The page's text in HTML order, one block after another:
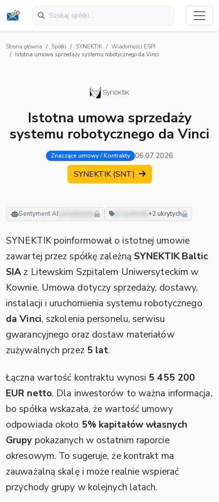
Strona główna Spółki SYNEKTIK
Wiadomości ESPI
Istotna umowa sprzedaży systemu robotycznego da Vinci
Istotna umowa sprzedaży
systemu robotycznego da Vinci
Znaczące umowy / Kontrakty 06.07.2026
SYNEKTIK (SNT)
Sentyment AI: pozytywny przychody +2 ukrytych
SYNEKTIK poinformował o istotnej umowie
zawartej przez spółkę zależnąSYNEKTIK Baltic
SIA z Litewskim Szpitalem Uniwersyteckim w
Kownie. Umowa dotyczy sprzedaży, dostawy,
instalacji i uruchomienia systemu robotycznego
da Vinci, szkolenia personelu, serwisu
gwarancyjnego oraz dostaw materiałów
zużywalnych przez 5 lat.
Łączna wartość kontraktu wynosi 5 455 200
EUR netto. Dla inwestorów to ważna informacja,
bo spółka wskazała, że wartość umowy
odpowiada około 5% kapitałów własnych
Grupy pokazanych w ostatnim raporcie
okresowym. To sugeruje, że kontrakt ma
zauważalną skalę i może realnie wspierać
przychody grupy w kolejnych latach.